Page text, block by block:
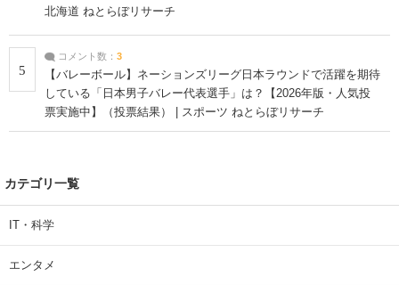
北海道 ねとらぼリサーチ
5
コメント数： 3
【バレーボール】ネーションズリーグ日本ラウンドで活躍を期待
している「日本男子バレー代表選手」は？【2026年版・人気投
票実施中】（投票結果） | スポーツ ねとらぼリサーチ
カテゴリ一覧
IT・科学
エンタメ